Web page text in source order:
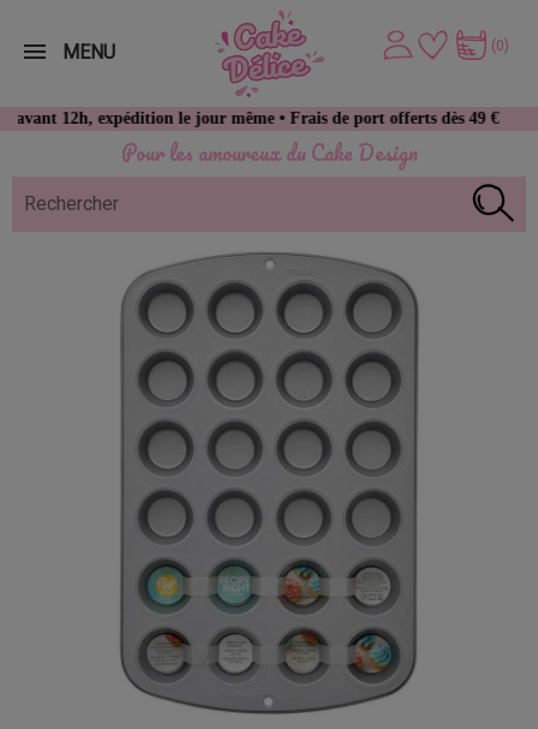
Pour les amoureux du Cake Design
expédition le jour même • Frais de port offerts dès 49 € d’achat
(0)
MENU